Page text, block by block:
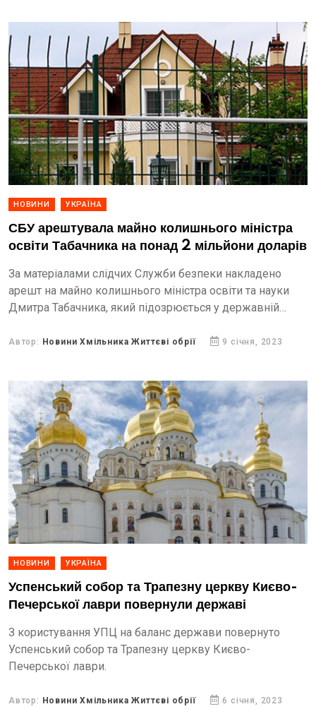
НОВИНИ УКРАЇНА
СБУ арештувала майно колишнього міністра
освіти Табачника на понад 2 мільйони доларів
За матеріалами слідчих Служби безпеки накладено
арешт на майно колишнього міністра освіти та науки
Дмитра Табачника, який підозрюється у державній
Автор: Новини Хмільника Життєві обрії 9 січня, 2023
НОВИНИ УКРАЇНА
Успенський собор та Трапезну церкву Києво-
Печерської лаври повернули державі
З користування УПЦ на баланс держави повернуто
Успенський собор та Трапезну церкву Києво-
Печерської лаври.
Автор: Новини Хмільника Життєві обрії 6 січня, 2023